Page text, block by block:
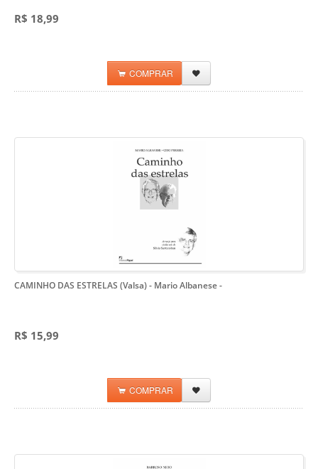
R$ 18,99
COMPRAR
CAMINHO DAS ESTRELAS (Valsa) - Mario Albanese-
R$ 15,99
COMPRAR